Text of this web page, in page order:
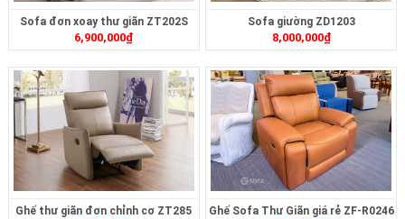
Sofa đơn xoay thư giãn ZT202S
6,900,000₫
Sofa giường ZD1203
8,000,000₫
Ghế thư giãn đơn chỉnh cơ ZT285 Ghế Sofa Thư Giãn giá rẻ ZF-R0246